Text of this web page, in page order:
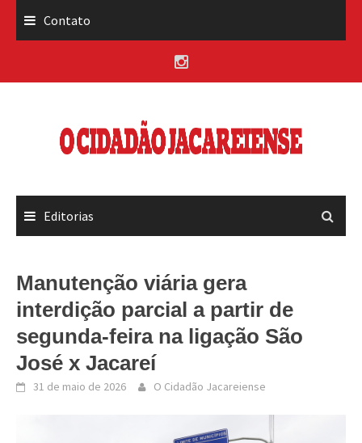
Contato
Editorias
Manutenção viária gera
interdição parcial a partir de
segunda-feira na ligação São
José x Jacareí
31 de maio de 2026 O Cidadão Jacareiense